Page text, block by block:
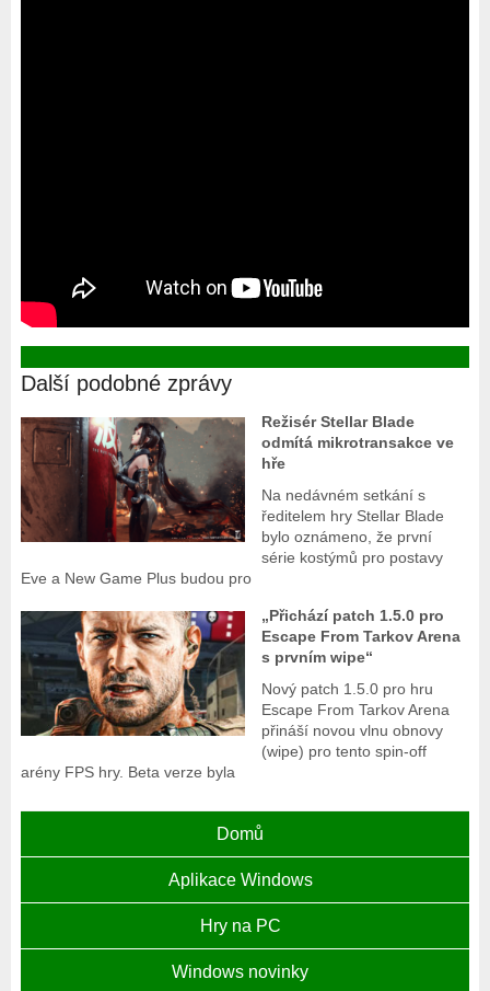
Další podobné zprávy
Režisér Stellar Blade
odmítá mikrotransakce ve
hře
Na nedávném setkání s
ředitelem hry Stellar Blade
bylo oznámeno, že první
série kostýmů pro postavy
Eve a New Game Plus budou pro
„Přichází patch 1.5.0 pro
Escape From Tarkov Arena
s prvním wipe“
Nový patch 1.5.0 pro hru
Escape From Tarkov Arena
přináší novou vlnu obnovy
(wipe) pro tento spin-off
arény FPS hry. Beta verze byla
Domů
Aplikace Windows
Hry na PC
Windows novinky